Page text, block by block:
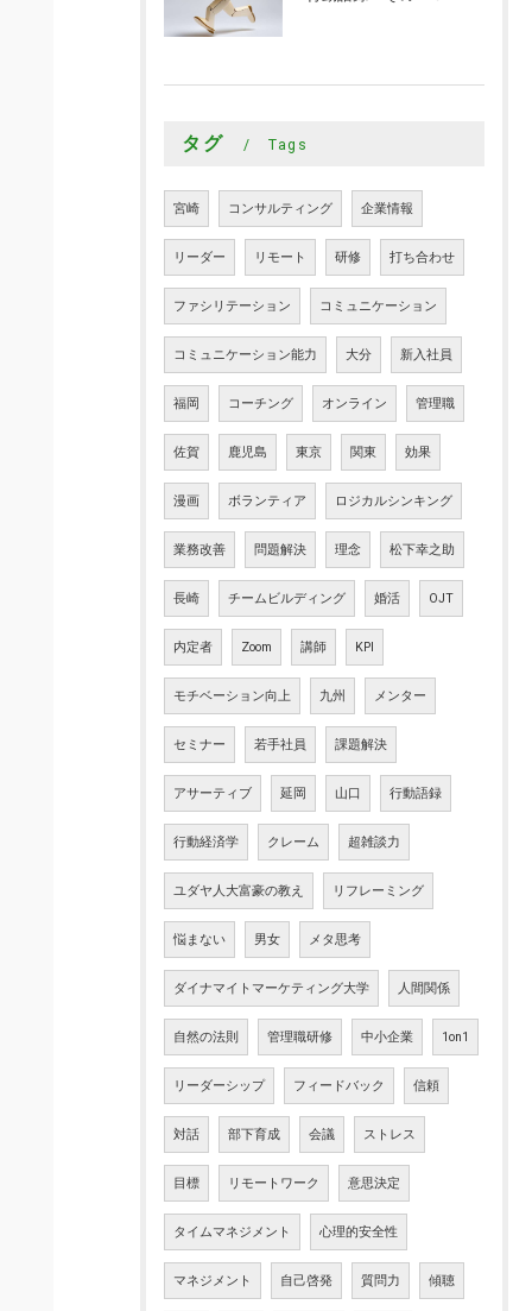
タグ Tags
宮崎 コンサルティング 企業情報
リーダー リモート 研修 打ち合わせ
ファシリテーション コミュニケーション
コミュニケーション能力 大分 新入社員
福岡 コーチング オンライン 管理職
佐賀 鹿児島 東京 関東 効果
漫画 ボランティア ロジカルシンキング
業務改善 問題解決 理念 松下幸之助
長崎 チームビルディング 婚活 OJT
内定者 Zoom 講師 KPI
モチベーション向上 九州 メンター
セミナー 若手社員 課題解決
アサーティブ 延岡 山口 行動語録
行動経済学 クレーム 超雑談力
ユダヤ人大富豪の教え リフレーミング
悩まない 男女 メタ思考
ダイナマイトマーケティング大学 人間関係
自然の法則 管理職研修 中小企業 1on1
リーダーシップ フィードバック 信頼
対話 部下育成 会議 ストレス
目標 リモートワーク 意思決定
タイムマネジメント 心理的安全性
マネジメント 自己啓発 質問力 傾聴